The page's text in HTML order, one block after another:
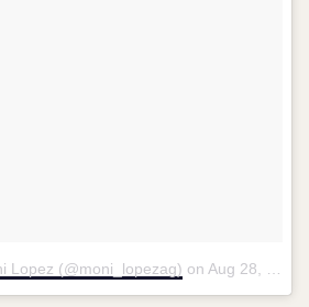
Lopez (@moni_lopezag) on Aug 28, 2016 at 5:23am PDT